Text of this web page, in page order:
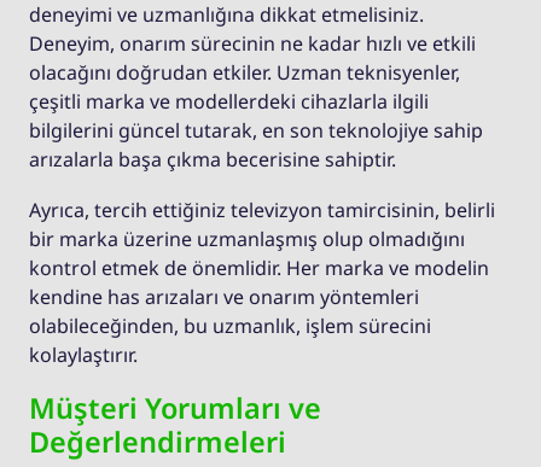
deneyimi ve uzmanlığına dikkat etmelisiniz.
Deneyim, onarım sürecinin ne kadar hızlı ve etkili
olacağını doğrudan etkiler. Uzman teknisyenler,
çeşitli marka ve modellerdeki cihazlarla ilgili
bilgilerini güncel tutarak, en son teknolojiye sahip
arızalarla başa çıkma becerisine sahiptir.
Ayrıca, tercih ettiğiniz televizyon tamircisinin, belirli
bir marka üzerine uzmanlaşmış olup olmadığını
kontrol etmek de önemlidir. Her marka ve modelin
kendine has arızaları ve onarım yöntemleri
olabileceğinden, bu uzmanlık, işlem sürecini
kolaylaştırır.
Müşteri Yorumları ve
Değerlendirmeleri